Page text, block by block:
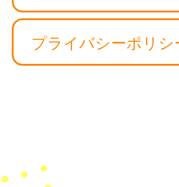
プライバシーポリシ